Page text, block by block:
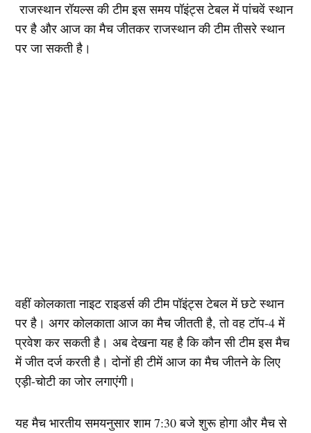
राजस्थान रॉयल्स की टीम इस समय पॉइंट्स टेबल में पांचवें स्थान
पर है और आज का मैच जीतकर राजस्थान की टीम तीसरे स्थान
पर जा सकती है।
वहीं कोलकाता नाइट राइडर्स की टीम पॉइंट्स टेबल में छटे स्थान
पर है। अगर कोलकाता आज का मैच जीतती है, तो वह टॉप-4 में
प्रवेश कर सकती है। अब देखना यह है कि कौन सी टीम इस मैच
में जीत दर्ज करती है। दोनों ही टीमें आज का मैच जीतने के लिए
एड़ी-चोटी का जोर लगाएंगी।
यह मैच भारतीय समयनुसार शाम 7:30 बजे शुरू होगा और मैच से